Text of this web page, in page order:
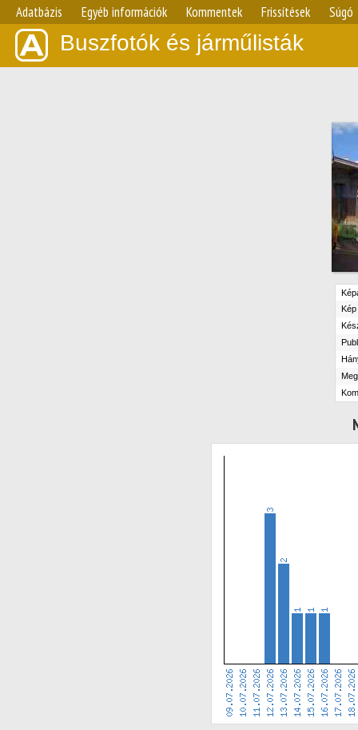
Adatbázis Egyéb információk Kommentek Frissítések Súgó
Buszfotók és járműlisták
Kép